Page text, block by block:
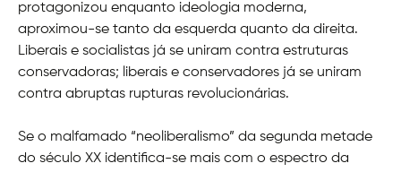
protagonizou enquanto ideologia moderna,
aproximou-se tanto da esquerda quanto da direita.
Liberais e socialistas já se uniram contra estruturas
conservadoras; liberais e conservadores já se uniram
contra abruptas rupturas revolucionárias.
Se o malfamado “neoliberalismo” da segunda metade
do século XX identifica-se mais com o espectro da